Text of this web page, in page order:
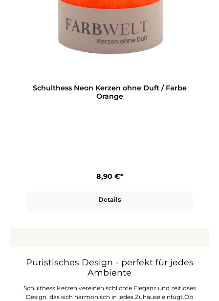
Schulthess Neon Kerzen ohne Duft / Farbe
Orange
8,90 €*
Details
Puristisches Design - perfekt für jedes
Ambiente
Schulthess Kerzen vereinen schlichte Eleganz und zeitloses
Design, das sich harmonisch in jedes Zuhause einfügt.Ob